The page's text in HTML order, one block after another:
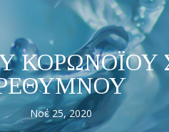
ΚΟΡΩΝΟΪΟΥ
Νοέ 25, 2020